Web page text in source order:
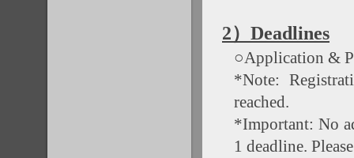
2）Deadlines
○Application &
*Note:
reached.
*Important: No
1 deadline.